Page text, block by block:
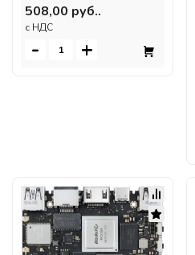
508,00 руб..
c НДС
- +